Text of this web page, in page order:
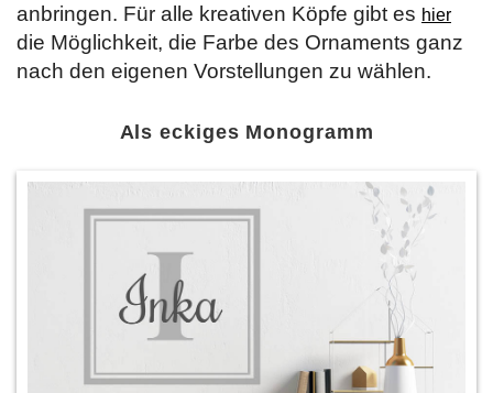
anbringen. Für alle kreativen Köpfe gibt es hier
die Möglichkeit, die Farbe des Ornaments ganz
nach den eigenen Vorstellungen zu wählen.
Als eckiges Monogramm